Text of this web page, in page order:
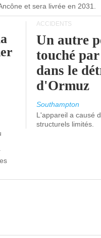
et sera livrée en 2031.
ACCIDENTS
Un autre
touché
dans le
d'Ormuz
Southampton
L'appareil a causé
structurels limités.